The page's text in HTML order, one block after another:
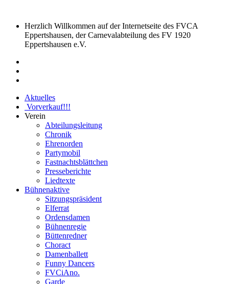
Herzlich Willkommen auf der Internetseite des FVCA
Eppertshausen, der Carnevalabteilung des FV 1920
Eppertshausen e.V.
Aktuelles
Vorverkauf!!!
Verein
Abteilungsleitung
Chronik
Ehrenorden
Partymobil
Fastnachtsblättchen
Presseberichte
Liedtexte
Bühnenaktive
Sitzungspräsident
Elferrat
Ordensdamen
Bühnenregie
Büttenredner
Choract
Damenballett
Funny Dancers
FVCiAno.
Garde